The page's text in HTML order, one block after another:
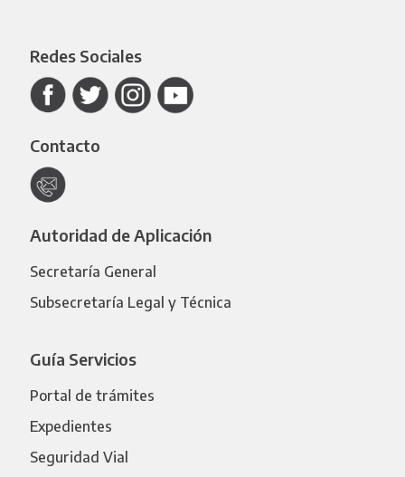
Redes Sociales
Contacto
Autoridad de Aplicación
Secretaría General
Subsecretaría Legal y Técnica
Guía Servicios
Portal de trámites
Expedientes
Seguridad Vial